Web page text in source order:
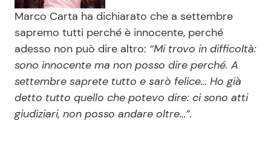
Marco Carta ha dichiarato che a settembre
sapremo tutti perché è innocente, perché
adesso non può dire altro: “Mi trovo in difficoltà:
sono innocente ma non posso dire perché. A
settembre saprete tutto e sarò felice… Ho già
detto tutto quello che potevo dire: ci sono atti
giudiziari, non posso andare oltre…”.